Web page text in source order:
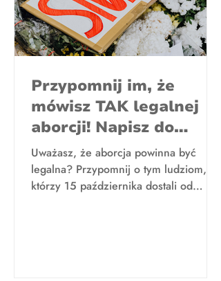
Przypomnij im, że
mówisz TAK legalnej
aborcji! Napisz do
większości
parlamentarnej
Uważasz, że aborcja powinna być
legalna? Przypomnij o tym ludziom,
którzy 15 października dostali od